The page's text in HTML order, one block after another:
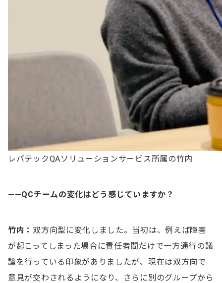
レバテックQAソリューションサービス所属の竹内
——QCチームの変化はどう感じていますか？
竹内： 双方向型に変化しました。当初は、例えば障害
が起こってしまった場合に責任者間だけで一方通行の議
論を行っている印象がありましたが、現在は双方向で
意見が交わされるようになり、さらに別のグループから